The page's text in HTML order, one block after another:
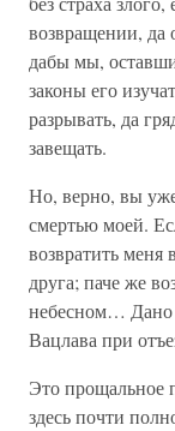
возвращении, да
дабы мы,
законы его
разрывать, да
завещать.
Но, верно, вы
смертью моей.
возвратить
друга; паче же
небесном… Дано
Вацлава при
Это прощальное
здесь почти